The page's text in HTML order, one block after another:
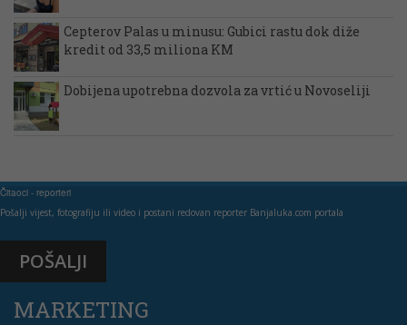
Cepterov Palas u minusu: Gubici rastu dok diže
kredit od 33,5 miliona KM
Dobijena upotrebna dozvola za vrtić u Novoseliji
Čitaoci - reporteri
Pošalji vijest, fotografiju ili video i postani redovan reporter Banjaluka.com portala
POŠALJI
MARKETING